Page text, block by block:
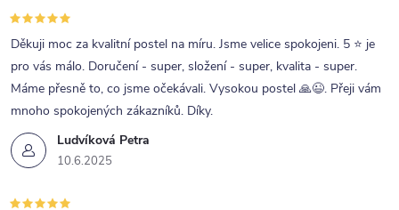
v
ý
p
i
u
Ludvíková Petra
10.6.2025
Děkuji moc za kvalitní postel na míru. Jsme velice spokojeni. 5 ⭐ je
pro vás málo. Doručení - super, složení - super, kvalita - super.
Máme přesně to, co jsme očekávali. Vysokou postel 🙏😉. Přeji vám
mnoho spokojených zákazníků. Díky.